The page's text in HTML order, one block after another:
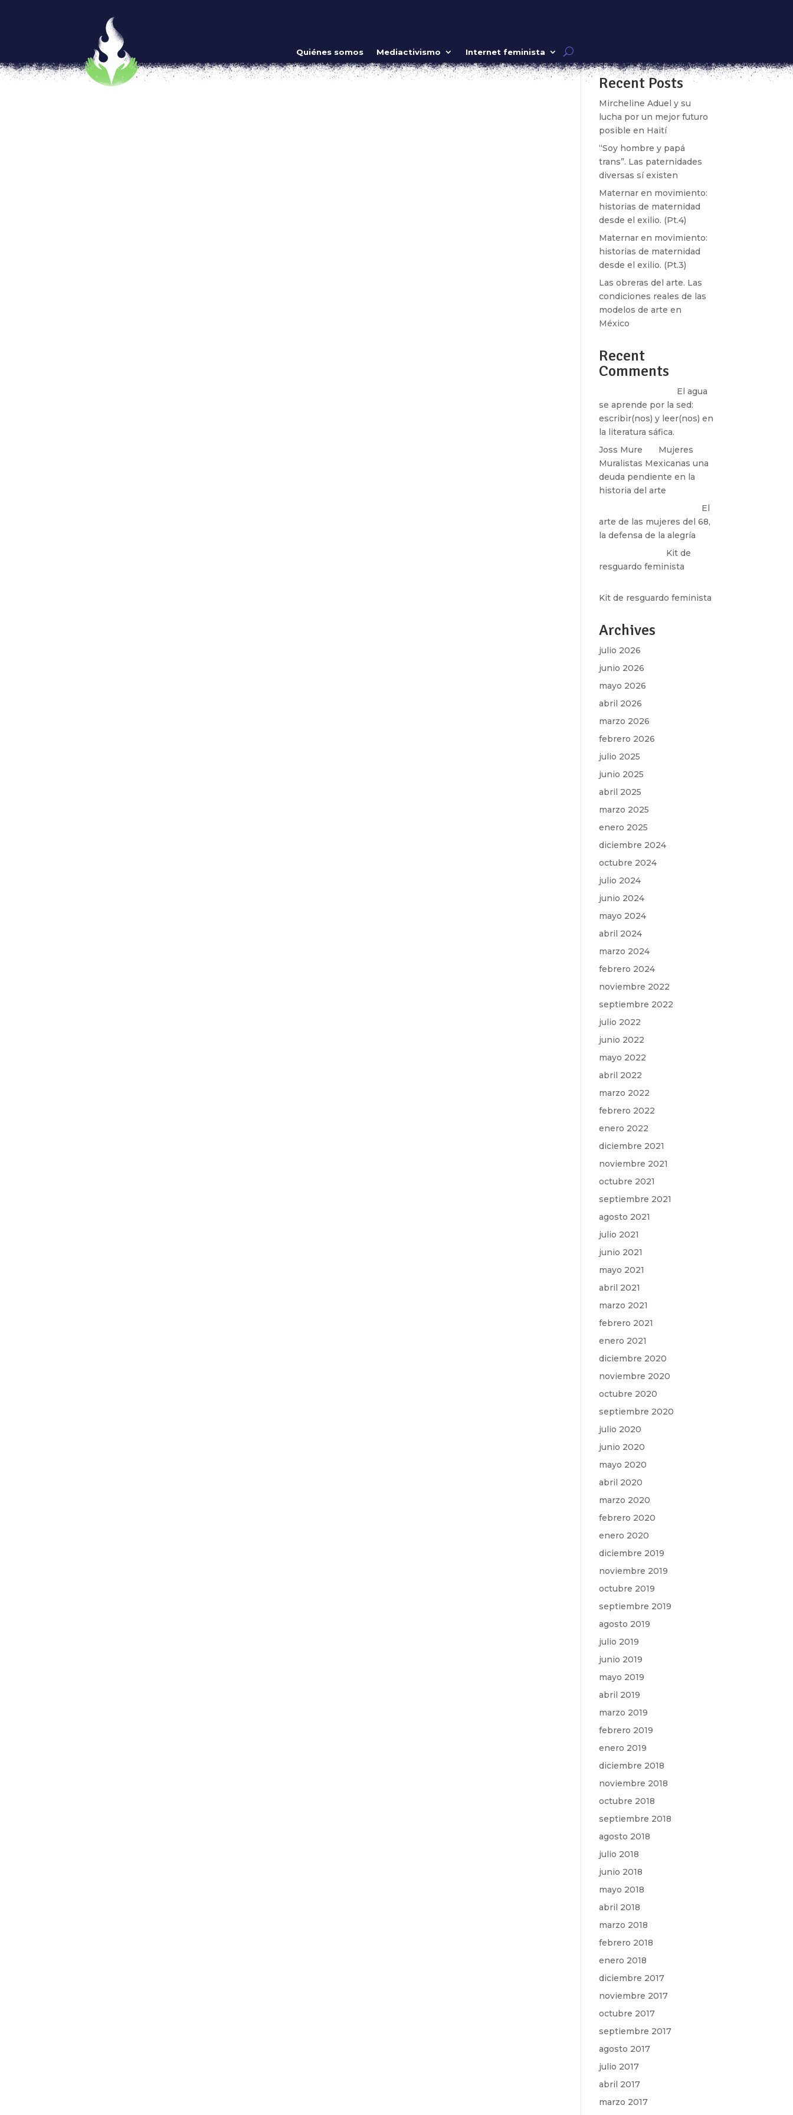
Quiénes somos Mediactivismo Internet feminista
En la ola verde con lentes ciberfeministas
por Florencia Goldsman|Ago 3, 2018|IF,Internet feminista
Los teclados hierven, las pantallas revientan de verde estridente y el torrente de mensajes, videos, flyers y
Recent Posts
Mircheline Aduel y su
lucha por un mejor futuro
posible en Haití
“Soy hombre y papá
trans”. Las paternidades
diversas sí existen
Maternar en movimiento:
historias de maternidad
desde el exilio. (Pt.4)
Maternar en movimiento:
historias de maternidad
desde el exilio. (Pt.3)
Las obreras del arte. Las
condiciones reales de las
modelos de arte en
México
Recent
Comments
El agua
se aprende por la sed:
escribir(nos) y leer(nos) en
la literatura sáfica.
Joss Mure
Mujeres
Muralistas Mexicanas una
deuda pendiente en la
historia del arte
El
arte de las mujeres del 68,
la defensa de la alegría
Kit de
resguardo feminista
Kit de resguardo feminista
Archives
julio 2026
junio 2026
mayo 2026
abril 2026
marzo 2026
febrero 2026
julio 2025
junio 2025
abril 2025
marzo 2025
enero 2025
diciembre 2024
octubre 2024
julio 2024
junio 2024
mayo 2024
abril 2024
marzo 2024
febrero 2024
noviembre 2022
septiembre 2022
julio 2022
junio 2022
mayo 2022
abril 2022
marzo 2022
febrero 2022
enero 2022
diciembre 2021
noviembre 2021
octubre 2021
septiembre 2021
agosto 2021
julio 2021
junio 2021
mayo 2021
abril 2021
marzo 2021
febrero 2021
enero 2021
diciembre 2020
noviembre 2020
octubre 2020
septiembre 2020
julio 2020
junio 2020
mayo 2020
abril 2020
marzo 2020
febrero 2020
enero 2020
diciembre 2019
noviembre 2019
octubre 2019
septiembre 2019
agosto 2019
julio 2019
junio 2019
mayo 2019
abril 2019
marzo 2019
febrero 2019
enero 2019
diciembre 2018
noviembre 2018
octubre 2018
septiembre 2018
agosto 2018
julio 2018
junio 2018
mayo 2018
abril 2018
marzo 2018
febrero 2018
enero 2018
diciembre 2017
noviembre 2017
octubre 2017
septiembre 2017
agosto 2017
julio 2017
abril 2017
marzo 2017